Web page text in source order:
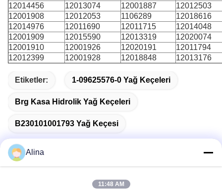
12014456
12013074 12001887
12012503
12001908
12012053 1106289
12018616
12014976
12011690 12011715
12014048
12001909
12015590 12013319
12020074
12001910
12001926 12020191
12011794
12012399
12001928 12018848 12013176
Etiketler: 1-09625576-0 Yağ Keçeleri
Brg Kasa Hidrolik Yağ Keçeleri
B230101001793 Yağ Keçesi
Alina
11:48 AM